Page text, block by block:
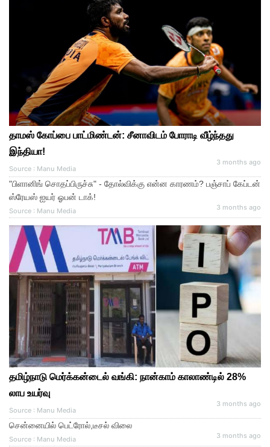
தாமஸ் கோப்பை பாட்மிண்டன்: சீனாவிடம் போராடி வீழ்ந்தது
இந்தியா!
Source : Manu Media
3 months ago
"பிளானிங் சொதப்பிருச்சு" - தோல்விக்கு என்ன காரணம்? பஞ்சாப் கேப்டன்
ஸ்ரேயஸ் ஐயர் ஓபன் டாக்!
Source : Manu Media 3 months ago
தமிழ்நாடு மெர்க்கன்டைல் வங்கி: நான்காம் காலாண்டில் 28%
லாப உயர்வு
Source : Manu Media
3 months ago
சென்னையில் பெட்ரோல்,டீசல் விலை
Source : Manu Media 3 months ago